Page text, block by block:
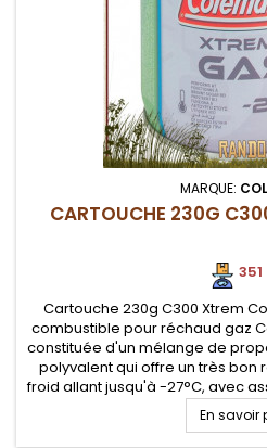
MARQUE:
CARTOUCHE 230G
351
Cartouche 230g C300 Xtrem
combustible pour réchaud gaz
constituée d'un mélange de
polyvalent qui offre un très bon
froid allant jusqu'à -27°C, avec
température est largement
sécurisé
En savoir